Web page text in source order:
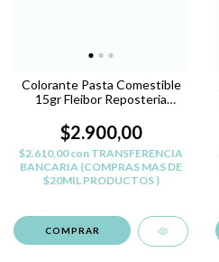
Colorante Pasta Comestible
15gr Fleibor Reposteria
$2.900,00
$2.610,00con TRANSFERENCIA
BANCARIA (COMPRAS MAS DE
$20MIL PRODUCTOS )